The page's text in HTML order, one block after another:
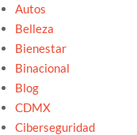
Autos
Belleza
Bienestar
Binacional
Blog
CDMX
Ciberseguridad